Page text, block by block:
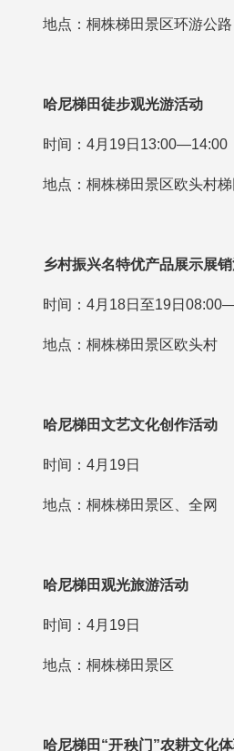
地点：桐株梯田景区环游公路
哈尼梯田徒步观光游活动
时间：4月19日13:00—14:00
地点：桐株梯田景区欧头村梯
乡村振兴名特优产品展示展
时间：4月18日至19日
地点：桐株梯田景区欧头村
哈尼梯田文艺文化创作活动
时间：4月19日
地点：桐株梯田景区、全网
哈尼梯田观光旅游活动
时间：4月19日
地点：桐株梯田景区
哈尼梯田“开秧门”农耕文化